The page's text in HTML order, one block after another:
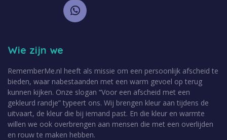
Wie zijn we
RememberMe.nl heeft als missie om een persoonlijk afscheid te
bieden, waar nabestaanden met een warm gevoel op terug
kunnen kijken. Onze slogan “Voor een afscheid met een
gekleurd randje” typeert ons. Wij brengen kleur aan tijdens de
uitvaart, de kleur die bij iemand past. En die kleur en warmte
willen we ook overbrengen aan mensen die met een overlijden
en rouw te maken hebben.